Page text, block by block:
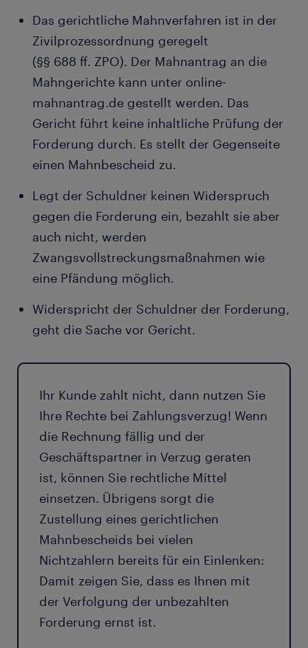
Das gerichtliche Mahnverfahren ist in der
Zivilprozessordnung geregelt
(§§ 688 ff. ZPO). Der Mahnantrag an die
Mahngerichte kann unter online-
mahnantrag.de gestellt werden. Das
Gericht führt keine inhaltliche Prüfung der
Forderung durch. Es stellt der Gegenseite
einen Mahnbescheid zu.
Legt der Schuldner keinen Widerspruch
gegen die Forderung ein, bezahlt sie aber
auch nicht, werden
Zwangsvollstreckungsmaßnahmen wie
eine Pfändung möglich.
Widerspricht der Schuldner der Forderung,
geht die Sache vor Gericht.
Ihr Kunde zahlt nicht, dann nutzen Sie
Ihre Rechte bei Zahlungsverzug! Wenn
die Rechnung fällig und der
Geschäftspartner in Verzug geraten
ist, können Sie rechtliche Mittel
einsetzen. Übrigens sorgt die
Zustellung eines gerichtlichen
Mahnbescheids bei vielen
Nichtzahlern bereits für ein Einlenken:
Damit zeigen Sie, dass es Ihnen mit
der Verfolgung der unbezahlten
Forderung ernst ist.